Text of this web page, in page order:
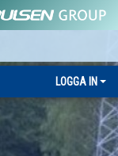
LOGGA IN